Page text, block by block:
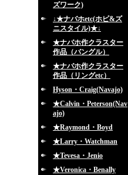
ズワーク)
↓★ナバホetc(ホピ&ズ
ニスタイル)★↓
★ナバホ作クラスター
作品（バングル）
★ナバホ作クラスター
作品（リングetc）
Hyson・Craig(Navajo)
★Calvin・Peterson(Nav
ajo)
★Raymond・Boyd
★Larry・Watchman
★Tevesa・Jenio
★Veronica・Benally